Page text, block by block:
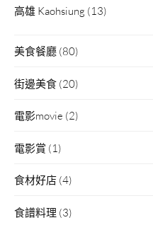
高雄 Kaohsiung (13)
美食餐廳 (80)
街邊美食 (20)
電影movie (2)
電影賞 (1)
食材好店 (4)
食譜料理 (3)